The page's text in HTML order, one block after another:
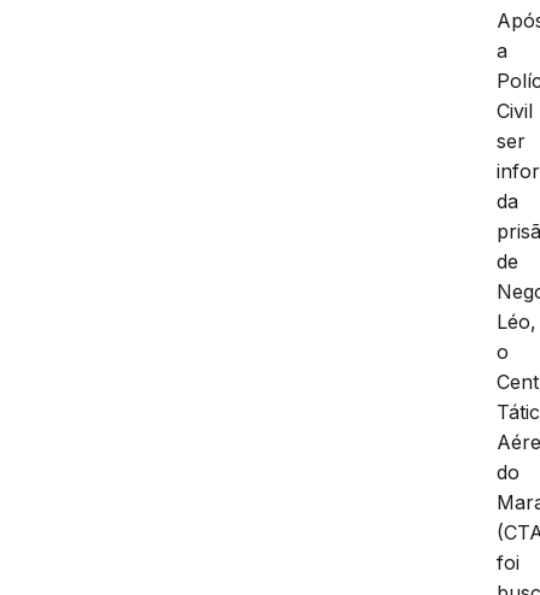
a
Civil
ser
da
de
Léo,
o
do
foi